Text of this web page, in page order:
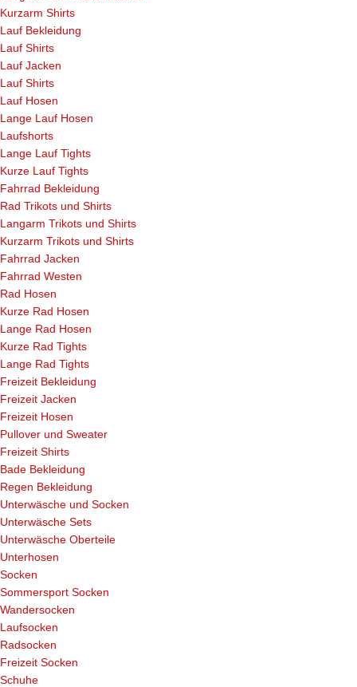
Kurzarm Shirts
Lauf Bekleidung
Lauf Shirts
Lauf Jacken
Lauf Shirts
Lauf Hosen
Lange Lauf Hosen
Laufshorts
Lange Lauf Tights
Kurze Lauf Tights
Fahrrad Bekleidung
Rad Trikots und Shirts
Langarm Trikots und Shirts
Kurzarm Trikots und Shirts
Fahrrad Jacken
Fahrrad Westen
Rad Hosen
Kurze Rad Hosen
Lange Rad Hosen
Kurze Rad Tights
Lange Rad Tights
Freizeit Bekleidung
Freizeit Jacken
Freizeit Hosen
Pullover und Sweater
Freizeit Shirts
Bade Bekleidung
Regen Bekleidung
Unterwäsche und Socken
Unterwäsche Sets
Unterwäsche Oberteile
Unterhosen
Socken
Sommersport Socken
Wandersocken
Laufsocken
Radsocken
Freizeit Socken
Schuhe